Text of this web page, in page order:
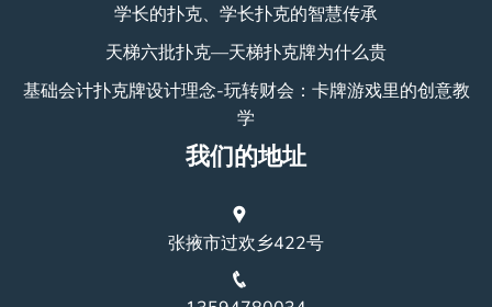
学长的扑克、学长扑克的智慧传承
天梯六批扑克—天梯扑克牌为什么贵
基础会计扑克牌设计理念-玩转财会：卡牌游戏里的创意教
学
我们的地址
张掖市过欢乡422号